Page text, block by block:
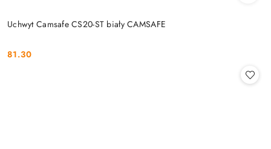
Uchwyt Camsafe CS20-ST biały CAMSAFE
Cena:
81.30